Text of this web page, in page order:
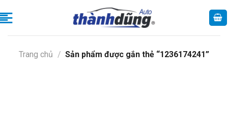
to
Trang chủ / Sản phẩm được gắn thẻ “1236174241”